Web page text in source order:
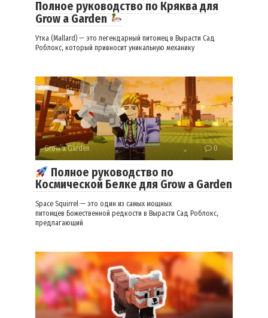
Полное руководство по Кряква для
Grow a Garden
Утка (Mallard) — это легендарный питомец в Вырасти Сад
Роблокс, который привносит уникальную механику
Grow a Garden 0
Полное руководство по
Космической Белке для Grow a Garden
Space Squirrel — это один из самых мощных
питомцев Божественной редкости в Вырасти Сад Роблокс,
предлагающий